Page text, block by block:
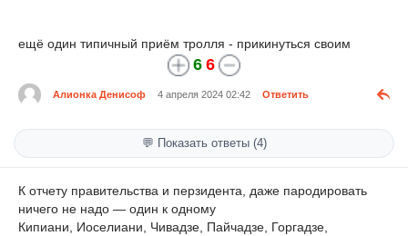
ещё один типичный приём тролля - прикинуться своим
6 6
Алионка Денисоф 4 апреля 2024 02:42 Ответить
💬 Показать ответы (4)
К отчету правительства и перзидента, даже пародировать
ничего не надо — один к одному
Кипиани, Иоселиани, Чивадзе, Пайчадзе, Горгадзе,